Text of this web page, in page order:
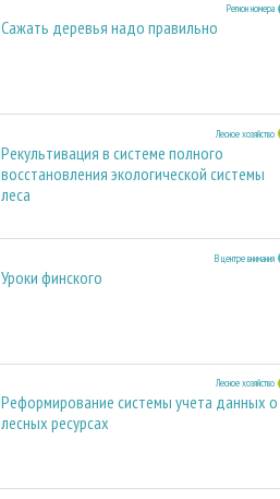
Регион номера
Сажать деревья надо правильно
Лесное хозяйство
Рекультивация в системе полного
восстановления экологической системы
леса
В центре внимания
Уроки финского
Лесное хозяйство
Реформирование системы учета данных о
лесных ресурсах